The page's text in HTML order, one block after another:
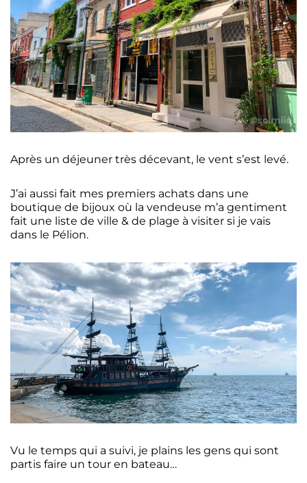
Après un déjeuner très décevant, le vent s’est levé.
J’ai aussi fait mes premiers achats dans une
boutique de bijoux où la vendeuse m’a gentiment
fait une liste de ville & de plage à visiter si je vais
dans le Pélion.
Vu le temps qui a suivi, je plains les gens qui sont
partis faire un tour en bateau…